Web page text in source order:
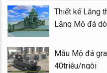
Thiết kế Lăng
Lăng Mộ đá
Mẫu Mộ đá
40triệu/ngôi